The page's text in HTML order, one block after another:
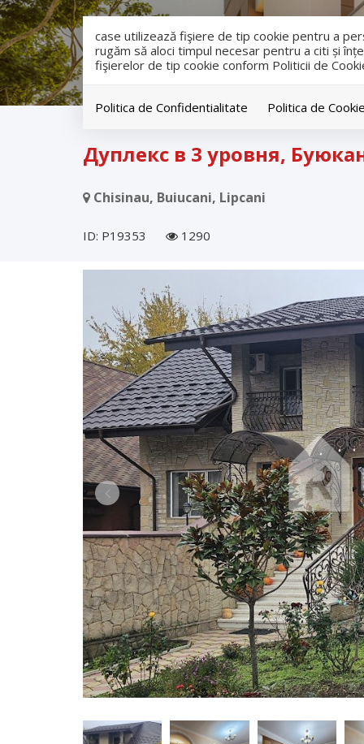
case utilizează fişiere de tip cookie pentru a
rugăm să aloci timpul necesar pentru a citi și
fişierelor de tip cookie conform Politicii de
Politica de Confidentialitate Politica de
Дуплекс в 3 уровня,
Chisinau, Buiucani, Lipcani
ID: P19353 1290